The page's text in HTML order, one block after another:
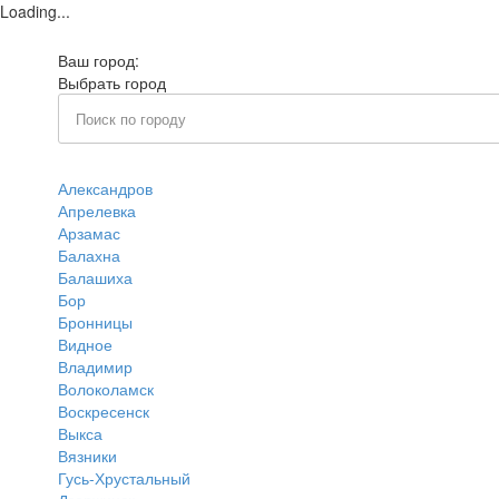
Loading...
Ваш город:
Выбрать город
Александров
Апрелевка
Арзамас
Балахна
Балашиха
Бор
Бронницы
Видное
Владимир
Волоколамск
Воскресенск
Выкса
Вязники
Гусь-Хрустальный